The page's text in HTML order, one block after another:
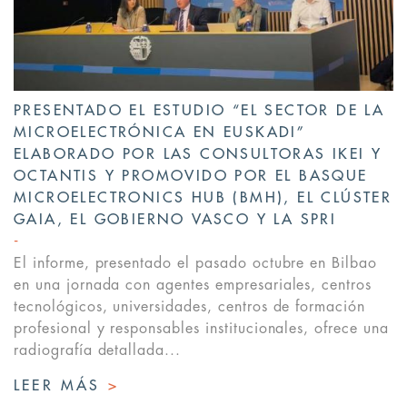
PRESENTADO EL ESTUDIO “EL SECTOR DE LA
MICROELECTRÓNICA EN EUSKADI”
ELABORADO POR LAS CONSULTORAS IKEI Y
OCTANTIS Y PROMOVIDO POR EL BASQUE
MICROELECTRONICS HUB (BMH), EL CLÚSTER
GAIA, EL GOBIERNO VASCO Y LA SPRI
El informe, presentado el pasado octubre en Bilbao
en una jornada con agentes empresariales, centros
tecnológicos, universidades, centros de formación
profesional y responsables institucionales, ofrece una
radiografía detallada...
LEER MÁS >